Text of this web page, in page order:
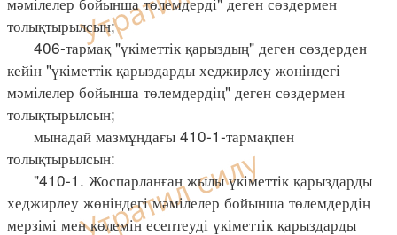
толықтырылсын;
406-тармақ "үкіметтік қарыздың" деген сөздерден
кейін "үкіметтік қарыздарды хеджирлеу жөніндегі
мәмілелер бойынша төлемдердің" деген сөздермен
толықтырылсын;
мынадай мазмұндағы 410-1-тармақпен
толықтырылсын:
"410-1. Жоспарланған жылы үкіметтік қарыздарды
хеджирлеу жөніндегі мәмілелер бойынша төлемдердің
мерзімі мен көлемін есептеуді үкіметтік қарыздарды